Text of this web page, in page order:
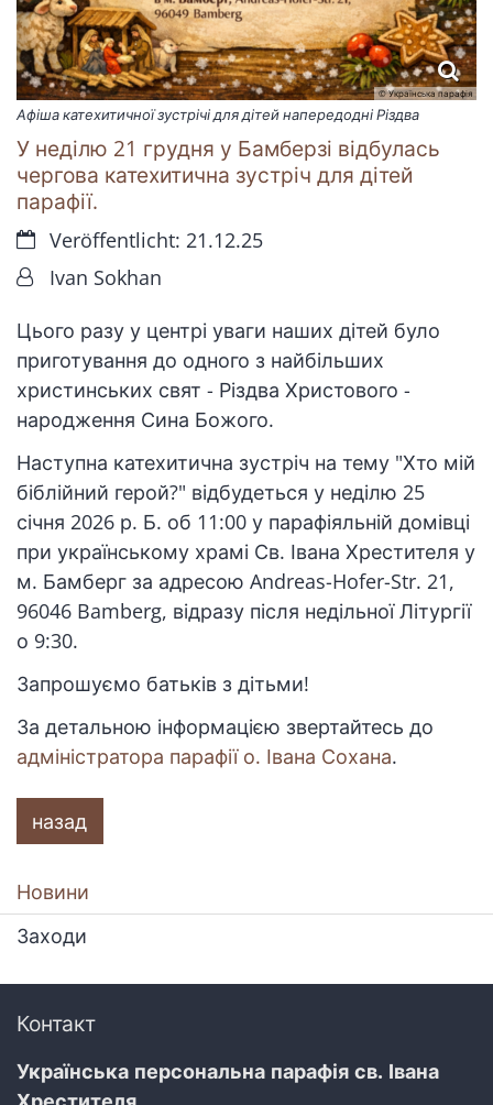
© Українська парафія
Афіша катехитичної зустрічі для дітей напередодні Різдва
У неділю 21 грудня у Бамберзі відбулась
чергова катехитична зустріч для дітей
парафії.
Datum:Veröffentlicht: 21.12.25
Von:Ivan Sokhan
Цього разу у центрі уваги наших дітей було
приготування до одного з найбільших
христинських свят - Різдва Христового -
народження Сина Божого.
Наступна катехитична зустріч на тему "Хто мій
біблійний герой?" відбудеться у неділю 25
січня 2026 р. Б. об 11:00 у парафіяльній домівці
при українському храмі Св. Івана Хрестителя у
м. Бамберг за адресою Andreas-Hofer-Str. 21,
96046 Bamberg, відразу після недільної Літургії
о 9:30.
Запрошуємо батьків з дітьми!
За детальною інформацією звертайтесь до
адміністратора парафії о. Івана Сохана.
назад
Новини
Заходи
Контакт
Українська персональна парафія св. Івана